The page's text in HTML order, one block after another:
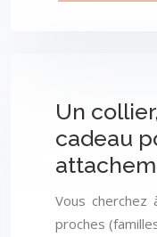
Un
cadeau
Vous cherchez
proches